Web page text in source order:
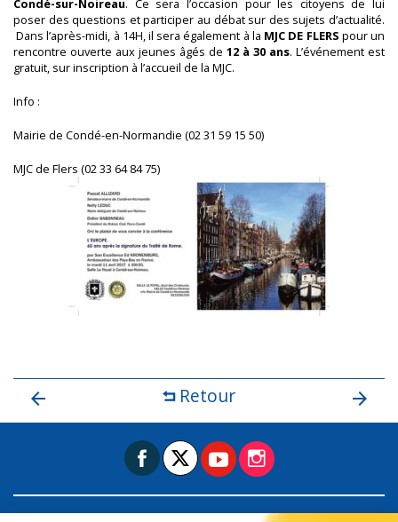
Condé-sur-Noireau. Ce sera l’occasion pour les citoyens de lui
poser des questions et participer au débat sur des sujets d’actualité.
Dans l’après-midi, à 14H, il sera également à la MJC DE FLERS pour un
rencontre ouverte aux jeunes âgés de 12 à 30 ans. L’événement est
gratuit, sur inscription à l’accueil de la MJC.
Info :
Mairie de Condé-en-Normandie (02 31 59 15 50)
MJC de Flers (02 33 64 84 75)
Retour